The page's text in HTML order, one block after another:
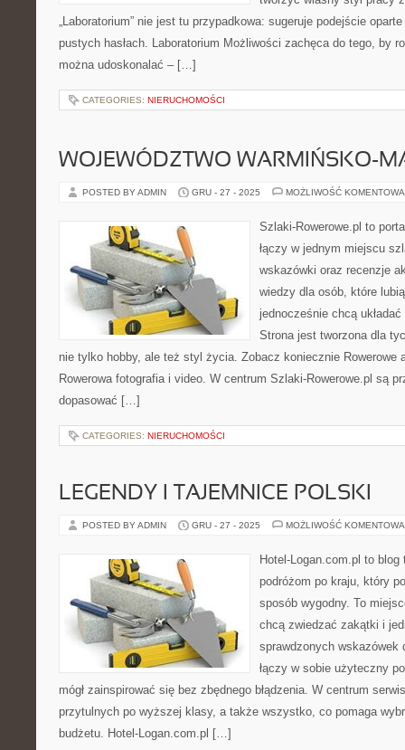
„Laboratorium” nie jest tu przypadkowa: sugeruje podejście
pustych hasłach. Laboratorium Możliwości zachęca do tego, by
można udoskonalać – […]
CATEGORIES: NIERUCHOMOŚCI
WOJEWÓDZTWO WARMIŃSKO-
POSTED BY ADMIN GRU - 27 - 2025 MOŻLIWOŚĆ
Szlaki-Rowerowe.pl to
łączy w jednym miejscu
wskazówki oraz recenzje
wiedzy dla osób, które
jednocześnie chcą
Strona jest tworzona dla
nie tylko hobby, ale też styl życia. Zobacz koniecznie Rowerowe
Rowerowa fotografia i video. W centrum Szlaki-Rowerowe.pl są
dopasować […]
CATEGORIES: NIERUCHOMOŚCI
LEGENDY I TAJEMNICE POLSKI
POSTED BY ADMIN GRU - 27 - 2025 MOŻLIWOŚĆ
Hotel-Logan.com.pl to
podróżom po kraju, który
sposób wygodny. To
chcą zwiedzać zakątki i
sprawdzonych
łączy w sobie użyteczny
mógł zainspirować się bez zbędnego błądzenia. W centrum
przytulnych po wyższej klasy, a także wszystko, co pomaga
budżetu. Hotel-Logan.com.pl […]